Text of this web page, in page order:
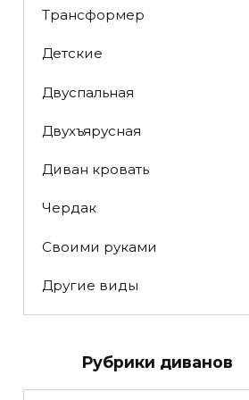
Трансформер
Детские
Двуспальная
Двухъярусная
Диван кровать
Чердак
Своими руками
Другие виды
Рубрики диванов